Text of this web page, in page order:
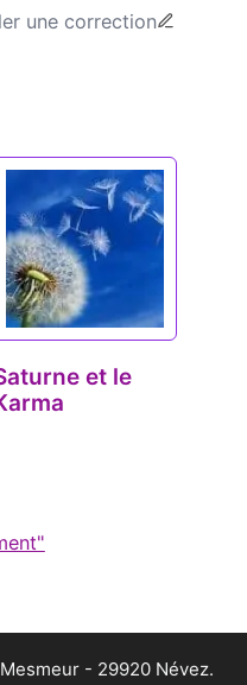
une correction
et le
- 29920 Névez.